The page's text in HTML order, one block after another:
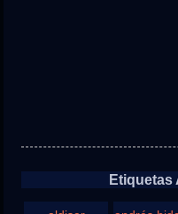
Etiquetas